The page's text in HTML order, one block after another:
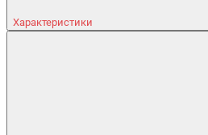
Характеристики